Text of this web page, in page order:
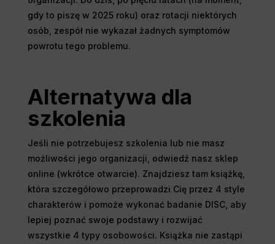
gdy to piszę w 2025 roku) oraz rotacji niektórych
osób, zespół nie wykazał żadnych symptomów
powrotu tego problemu.
Alternatywa dla
szkolenia
Jeśli nie potrzebujesz szkolenia lub nie masz
możliwości jego organizacji, odwiedź nasz sklep
online (wkrótce otwarcie). Znajdziesz tam książkę,
która szczegółowo przeprowadzi Cię przez 4 style
charakterów i pomoże wykonać badanie DISC, aby
lepiej poznać swoje podstawy i rozwijać
wszystkie 4 typy osobowości. Książka nie zastąpi